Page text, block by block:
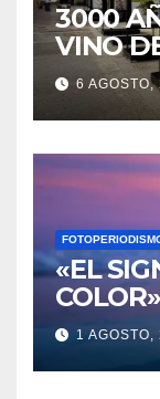
3000
VINO
DE
6 AGOSTO,
«EL
1 AGOSTO,